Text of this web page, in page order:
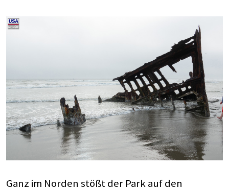
Ganz im Norden stößt der Park auf den